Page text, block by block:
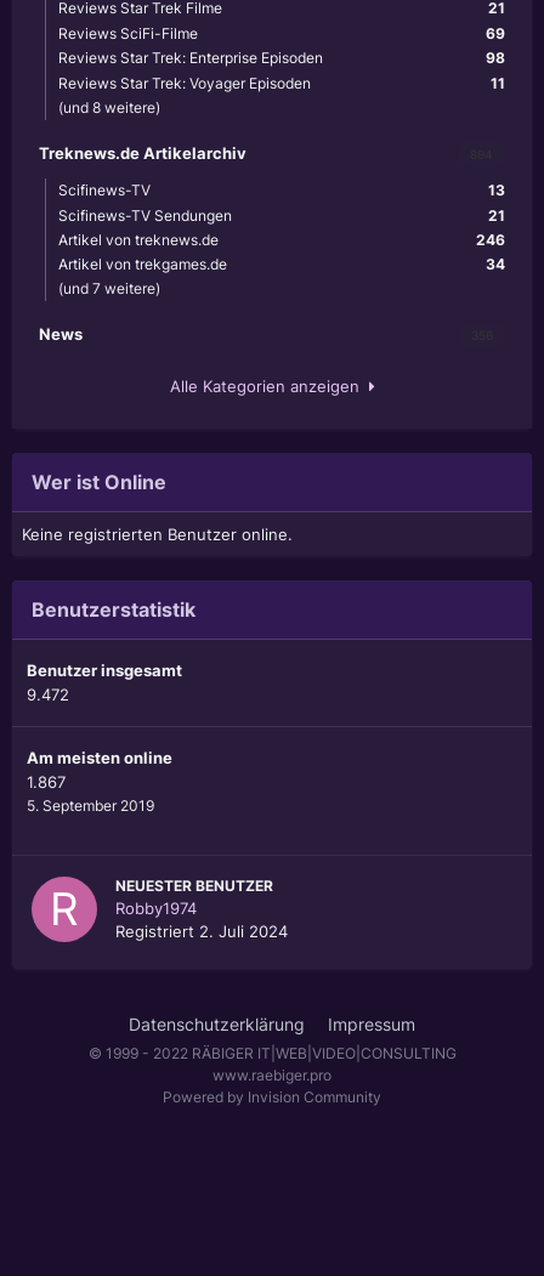
21
Reviews Star Trek Filme
69
Reviews SciFi-Filme
98
Reviews Star Trek: Enterprise Episoden
11
Reviews Star Trek: Voyager Episoden
(und 8 weitere)
Treknews.de Artikelarchiv
13
Scifinews-TV
21
Scifinews-TV Sendungen
246
Artikel von treknews.de
34
Artikel von trekgames.de
(und 7 weitere)
News
Alle Kategorien anzeigen
Wer ist Online
Keine registrierten Benutzer online.
Benutzerstatistik
Benutzer insgesamt
9.472
Am meisten online
1.867
5. September 2019
NEUESTER BENUTZER
Robby1974
Registriert 2. Juli 2024
Datenschutzerklärung Impressum
© 1999 - 2022 RÄBIGER IT|WEB|VIDEO|CONSULTING
www.raebiger.pro
Powered by Invision Community